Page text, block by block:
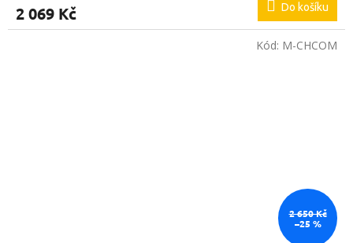
2 069 Kč Do košíku
2 650 Kč
–25 %
Kód: M-CHCOM